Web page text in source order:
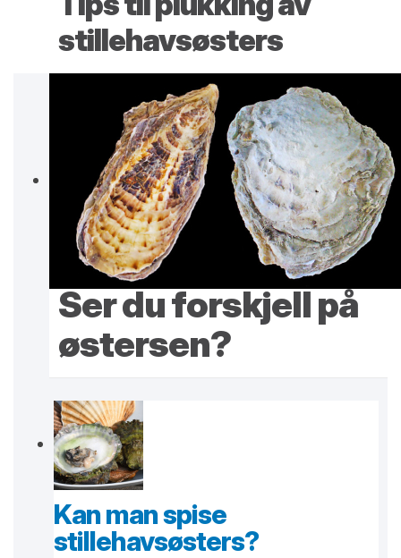
stillehavsøsters
Ser du forskjell på
østersen?
Kan man spise
stillehavsøsters?